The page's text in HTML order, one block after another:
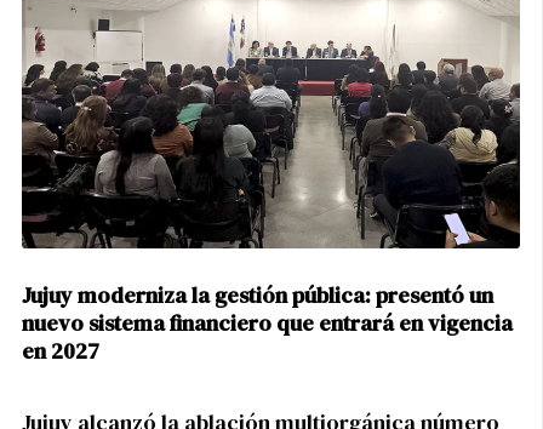
Jujuy moderniza la gestión pública: presentó un
nuevo sistema financiero que entrará en vigencia
en 2027
Jujuy alcanzó la ablación multiorgánica número